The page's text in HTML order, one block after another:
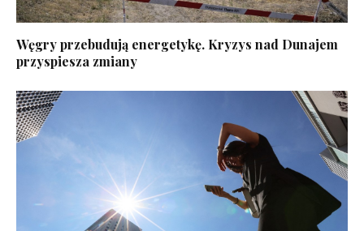
Węgry przebudują energetykę. Kryzys nad Dunajem
przyspiesza zmiany